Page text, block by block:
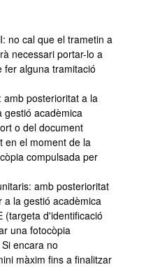
no cal que el trametin a
necessari portar-lo a
fer alguna tramitació
amb posterioritat a la
gestió acadèmica
o del document
en el moment de la
compulsada per
amb posterioritat
la gestió acadèmica
(targeta d'identificació
una fotocòpia
encara no
màxim fins a finalitzar